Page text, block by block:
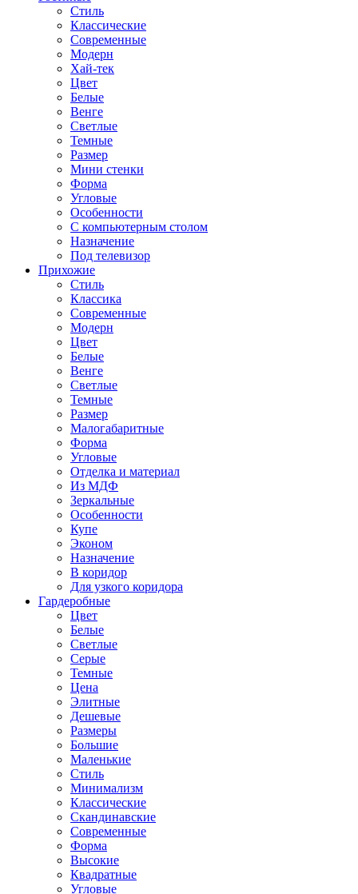
Стиль
Классические
Современные
Модерн
Хай-тек
Цвет
Белые
Венге
Светлые
Темные
Размер
Мини стенки
Форма
Угловые
Особенности
С компьютерным столом
Назначение
Под телевизор
Прихожие
Стиль
Классика
Современные
Модерн
Цвет
Белые
Венге
Светлые
Темные
Размер
Малогабаритные
Форма
Угловые
Отделка и материал
Из МДФ
Зеркальные
Особенности
Купе
Эконом
Назначение
В коридор
Для узкого коридора
Гардеробные
Цвет
Белые
Светлые
Серые
Темные
Цена
Элитные
Дешевые
Размеры
Большие
Маленькие
Стиль
Минимализм
Классические
Скандинавские
Современные
Форма
Высокие
Квадратные
Угловые